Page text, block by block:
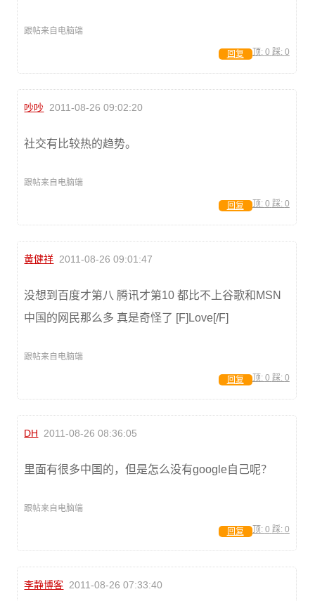
跟帖来自电脑端
顶: 0 踩: 0
回复
吵吵 2011-08-26 09:02:20
社交有比较热的趋势。
跟帖来自电脑端
顶: 0 踩: 0
回复
黄健祥 2011-08-26 09:01:47
没想到百度才第八 腾讯才第10 都比不上谷歌和MSN
中国的网民那么多 真是奇怪了 [F]Love[/F]
跟帖来自电脑端
顶: 0 踩: 0
回复
DH 2011-08-26 08:36:05
里面有很多中国的，但是怎么没有google自己呢？
跟帖来自电脑端
顶: 0 踩: 0
回复
李静博客 2011-08-26 07:33:40